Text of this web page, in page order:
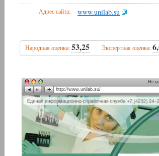
Адрес сайта: www.unilab.su
Народная оценка:53,25 Экспертная оценка:
http://www.unilab.su/